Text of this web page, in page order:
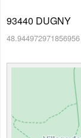
93440 DUGNY
48.944972971856956